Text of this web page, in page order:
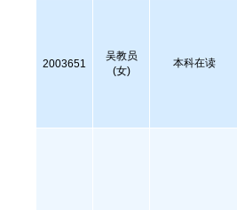
2003651
吴教员
(女)
本科在读